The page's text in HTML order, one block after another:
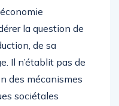
la question de
de sa
Il n’établit pas de
des mécanismes
sociétales